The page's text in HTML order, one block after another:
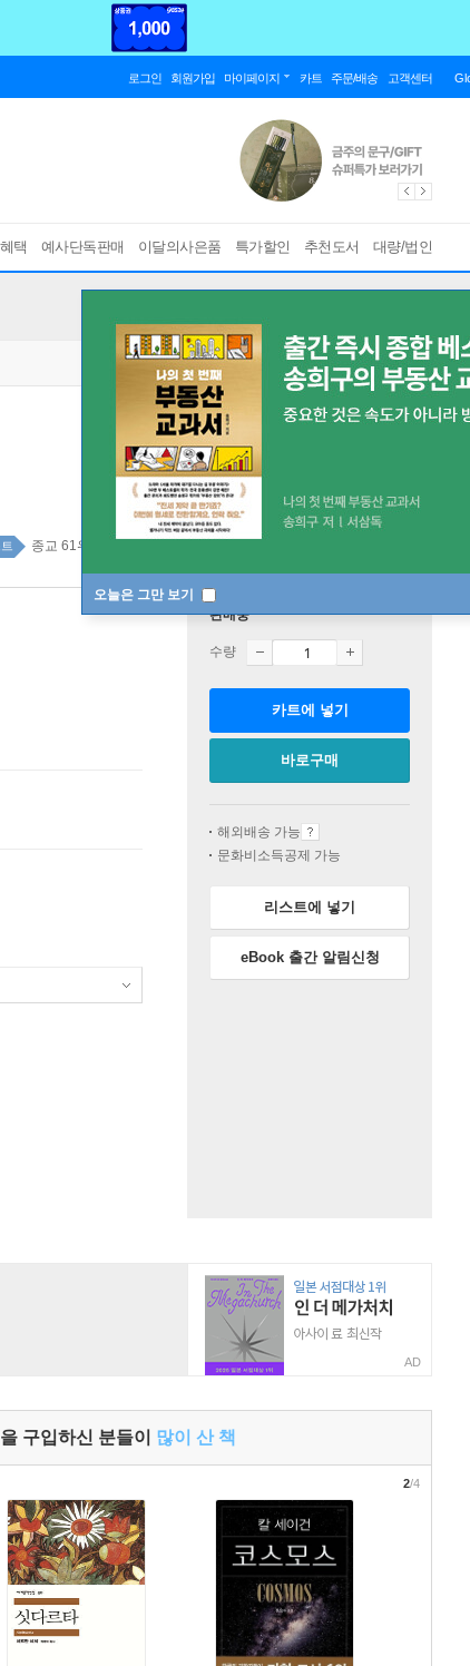
로그인 회원가입 마이페이지 카트 주문/배송 고객센터
택 예사단독판매 이달의사은품 특가할인 추천도서 대량/법인
오늘은 그만 보기
종교 61위
판매중
수량
카트에 넣기
바로구매
해외배송 가능
문화비소득공제 가능
리스트에 넣기
eBook 출간 알림신청
AD
구입하신 분들이 많이 산 책
2/4